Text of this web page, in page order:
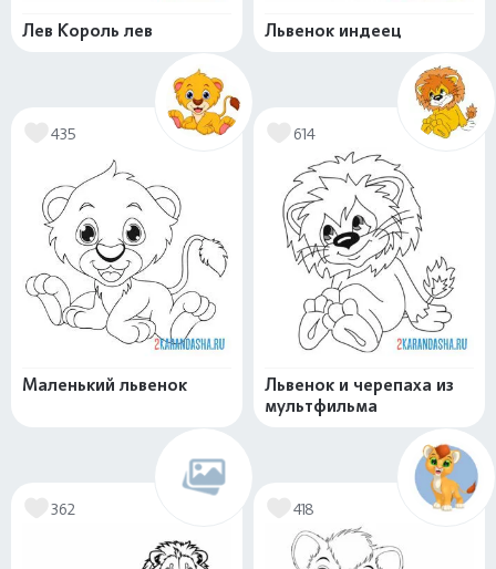
Лев Король лев Львенок индеец
435
Маленький львенок
614
Львенок и черепаха из
мультфильма
362 418